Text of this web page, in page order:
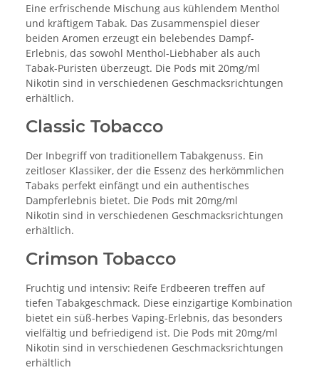
Eine erfrischende Mischung aus kühlendem Menthol
und kräftigem Tabak. Das Zusammenspiel dieser
beiden Aromen erzeugt ein belebendes Dampf-
Erlebnis, das sowohl Menthol-Liebhaber als auch
Tabak-Puristen überzeugt. Die Pods mit 20mg/ml
Nikotin sind in verschiedenen Geschmacksrichtungen
erhältlich.
Classic Tobacco
Der Inbegriff von traditionellem Tabakgenuss. Ein
zeitloser Klassiker, der die Essenz des herkömmlichen
Tabaks perfekt einfängt und ein authentisches
Dampferlebnis bietet. Die Pods mit 20mg/ml
Nikotin sind in verschiedenen Geschmacksrichtungen
erhältlich.
Crimson Tobacco
Fruchtig und intensiv: Reife Erdbeeren treffen auf
tiefen Tabakgeschmack. Diese einzigartige Kombination
bietet ein süß-herbes Vaping-Erlebnis, das besonders
vielfältig und befriedigend ist. Die Pods mit 20mg/ml
Nikotin sind in verschiedenen Geschmacksrichtungen
erhältlich